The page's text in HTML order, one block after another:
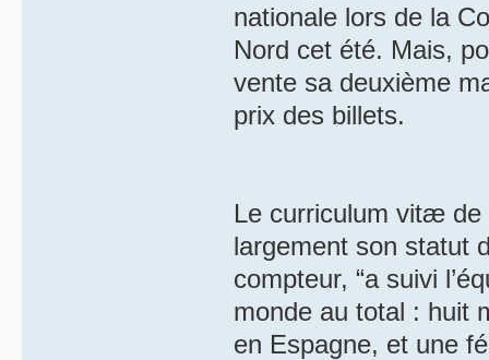
nationale lors de la
Nord cet été. Mais,
vente sa deuxième
prix des billets.
Le curriculum vitæ de
largement son statut
compteur, “a suivi
monde au total : huit
en Espagne, et une